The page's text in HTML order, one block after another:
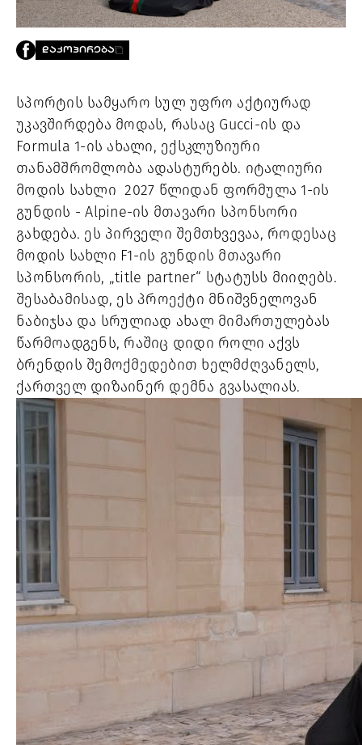
PROJECTS
TV
LIBRARY
ᲒᲐᲛᲝᲒᲕᲧᲔᲕᲘ
ᲙᲝᲜᲢᲐᲥᲢᲘ
INFO@HAMMOCKMAGAZINE.GE
ᲩᲕᲔᲜ
ᲨᲔᲡᲐᲮᲔᲑ
STUDIO
ᲓᲐᲙᲝᲞᲘᲠᲔᲑᲐ
სპორტის სამყარო სულ უფრო აქტიურად
უკავშირდება მოდას, რასაც Gucci-ის და
Formula 1-ის ახალი, ექსკლუზიური
თანამშრომლობა ადასტურებს. იტალიური
მოდის სახლი 2027 წლიდან ფორმულა 1-ის
გუნდის - Alpine-ის მთავარი სპონსორი
გახდება. ეს პირველი შემთხვევაა, როდესაც
მოდის სახლი F1-ის გუნდის მთავარი
სპონსორის, „title partner“ სტატუსს მიიღებს.
შესაბამისად, ეს პროექტი მნიშვნელოვან
ნაბიჯსა და სრულიად ახალ მიმართულებას
წარმოადგენს, რაშიც დიდი როლი აქვს
ბრენდის შემოქმედებით ხელმძღვანელს,
ქართველ დიზაინერ დემნა გვასალიას.